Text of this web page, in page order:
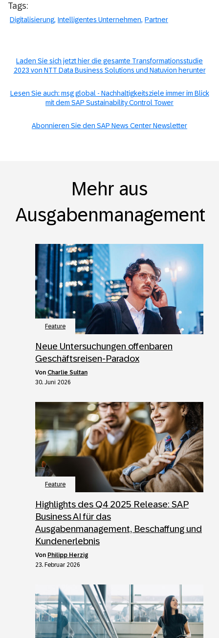
Tags:
Digitalisierung Intelligentes Unternehmen Partner
Laden Sie sich jetzt hier die gesamte Transformationsstudie
2023 von NTT Data Business Solutions und Natuvion herunter
Lesen Sie auch: msg global - Nachhaltigkeitsziele immer im Blick
mit dem SAP Sustainability Control Tower
Abonnieren Sie den SAP News Center Newsletter
Mehr aus
Ausgabenmanagement
Feature
Neue Untersuchungen offenbaren
Geschäftsreisen-Paradox
von Charlie Sultan
30. Juni 2026
Feature
Highlights des Q4 2025 Release: SAP
Business AI für das
Ausgabenmanagement, Beschaffung und
Kundenerlebnis
von Philipp Herzig
23. Februar 2026